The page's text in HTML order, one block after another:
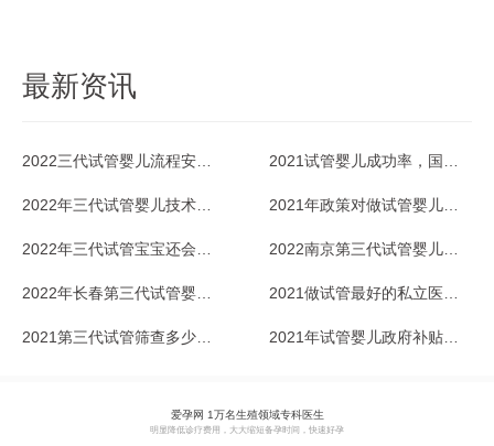
最新资讯
2022三代试管婴儿流程安排怎样的？ 2021试管婴儿成功率，国内的多少？
2022年三代试管婴儿技术的利弊优势比较 2021年政策对做试管婴儿有补助吗？据说这几个省份有？
2022年三代试管宝宝还会有缺陷吗？ 2022南京第三代试管婴儿医院费用多少？
2022年长春第三代试管婴儿医院排名一览 2021做试管最好的私立医院是哪家？
2021第三代试管筛查多少病？ 2021年试管婴儿政府补贴政策攻略来了
爱孕网 1万名生殖领域专科医生
明显降低诊疗费用，大大缩短备孕时间，快速好孕